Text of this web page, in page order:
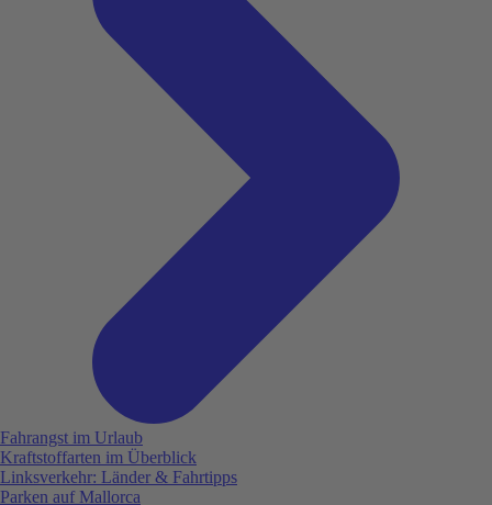
Fahrangst im Urlaub
Kraftstoffarten im Überblick
Linksverkehr: Länder & Fahrtipps
Parken auf Mallorca